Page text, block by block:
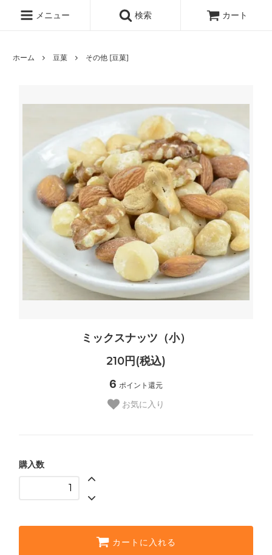
メニュー 検索 カート
ホーム 豆菓 その他 [豆菓]
ミックスナッツ（小）
210円(税込)
6 ポイント還元
お気に入り
購入数
カートに入れる